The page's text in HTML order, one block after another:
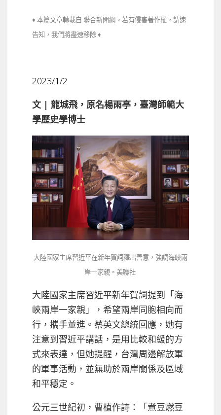
♦ 本篇文章轉載自 聯合新聞網。若有侵害著作權，請速
告知，我們將盡速移除 ♦
2023/1/2
文 | 龍城飛，原名楊雨亭，臺灣師範大
學歷史學博士
大陸國家主席習近平在新年賀詞釋出善意，強調海峽兩
岸一家親。美聯社
大陸國家主席習近平新年賀詞提到「海
峽兩岸一家親」，希望兩岸同胞相向而
行，攜手並進。蔡英文總統回應，她有
注意到習近平講話，是用比較和緩的方
式來表達，但她提醒，台灣周邊解放軍
的軍事活動，並無助於兩岸關係及區域
和平穩定。
公元三世紀初，曹植作詩：「煮豆燃豆